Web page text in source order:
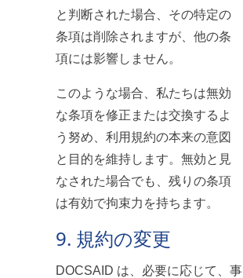
と判断された場合、その特定の
条項は削除されますが、他の条
項には影響しません。
このような場合、私たちは無効
な条項を修正または交換するよ
う努め、利用規約の本来の意図
と目的を維持します。無効と見
なされた場合でも、残りの条項
は有効で拘束力を持ちます。
9. 規約の変更
DOCSAID は、必要に応じて、事